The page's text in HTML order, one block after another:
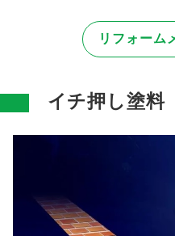
リフォーム
イチ押し塗料